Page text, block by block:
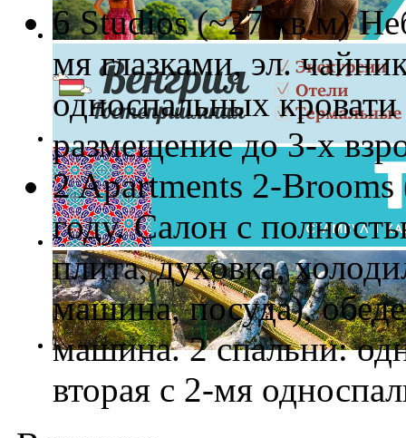
6 Studios (~27 кв.м)
мя глазками, эл.
односпальных
размещение до 3-х
2 Apartments 2-
году. Салон с
плита, духовка,
машина, посуда),
машина. 2 спальни:
вторая с 2-мя